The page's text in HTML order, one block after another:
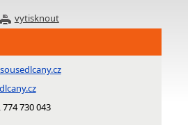
vytisknout
730 043